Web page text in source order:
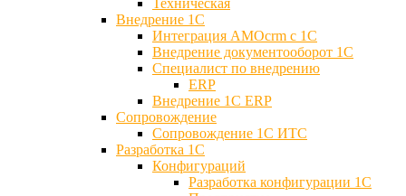
Техническая
Внедрение 1С
Интеграция AMOcrm с 1C
Внедрение документооборот 1С
Специалист по внедрению
ERP
Внедрение 1С ERP
Cопровождение
Cопровождение 1С ИТС
Разработка 1C
Конфигураций
Разработка конфигурации 1С